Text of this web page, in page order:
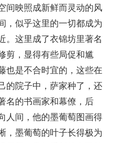
间映照成新鲜而灵动的风
，似乎这里的一切都成为
。这里成了衣锦坊里著名
剪，显得有些局促和尴
也是不合时宜的，这些在
的院子中，萨家种了，还
名的书画家和幕僚，后
人间，他的墨葡萄图画得
，墨葡萄的叶子长得极为